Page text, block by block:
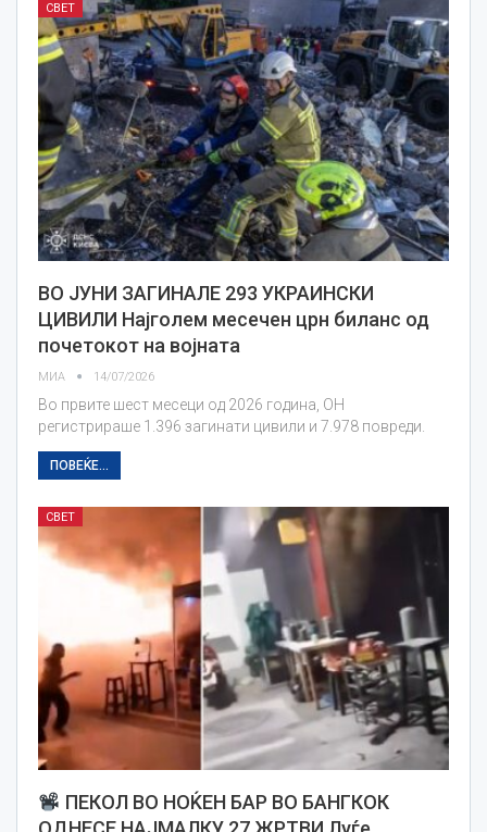
СВЕТ
ВО ЈУНИ ЗАГИНАЛЕ 293 УКРАИНСКИ
ЦИВИЛИ Најголем месечен црн биланс од
почетокот на војната
МИА 14/07/2026
Во првите шест месеци од 2026 година, ОН
регистрираше 1.396 загинати цивили и 7.978 повреди.
ПОВЕЌЕ...
СВЕТ
ПЕКОЛ ВО НОЌЕН БАР ВО БАНГКОК